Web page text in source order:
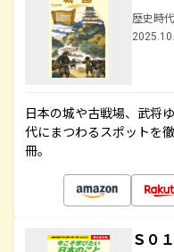
歴史時代
日本の城や古戦場、武将
代にまつわるスポットを
冊。
Ｓ０